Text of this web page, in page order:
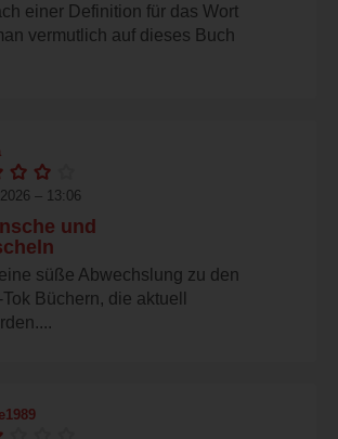
einer Definition für das Wort
vermutlich auf dieses Buch
– 13:06
und
süße Abwechslung zu den
Büchern, die aktuell